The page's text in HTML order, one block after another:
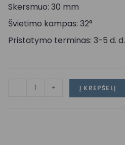
Skersmuo: 30 mm
Švietimo kampas: 32°
Pristatymo terminas: 3-5 d. d.
- + Į KREPŠELĮ